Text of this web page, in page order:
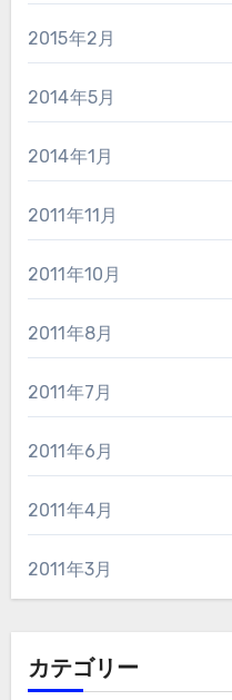
2015年2月
2014年5月
2014年1月
2011年11月
2011年10月
2011年8月
2011年7月
2011年6月
2011年4月
2011年3月
カテゴリー